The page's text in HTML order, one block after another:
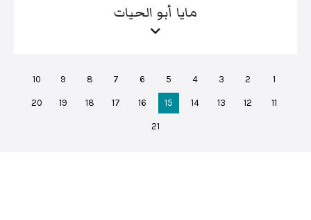
مايا أبو الحيات
1
2
3
4
5
6
7
8
9
10
11
12
13
14
15
16
17
18
19
20
21